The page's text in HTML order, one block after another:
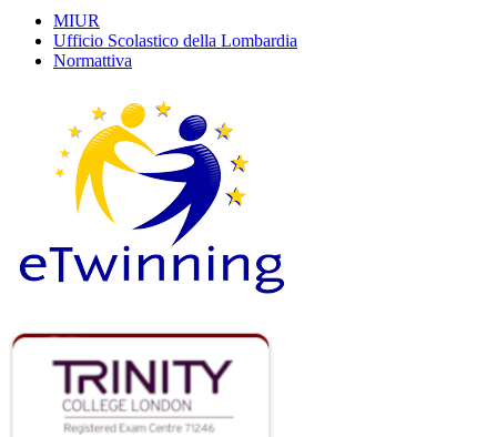
MIUR
Ufficio Scolastico della Lombardia
Normattiva